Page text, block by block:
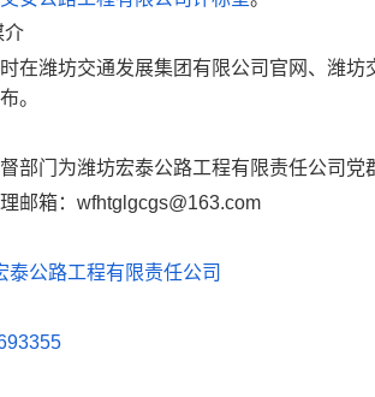
介
在潍坊交通发展集团有限公司官网、潍
。
部门为潍坊宏泰公路工程有限责任公司党
邮箱： wfhtglgcgs@163.com
泰公路工程有限责任公司